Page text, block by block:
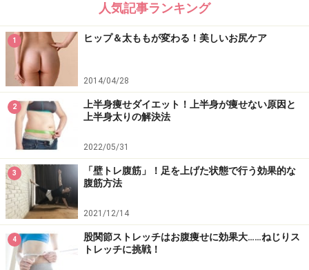
人気記事ランキング
1 ヒップ＆太ももが変わる！美しいお尻ケア
2014/04/28
2
上半身痩せダイエット！上半身が痩せない原因と
上半身太りの解決法
2022/05/31
3
「壁トレ腹筋」！足を上げた状態で行う効果的な
腹筋方法
2021/12/14
4
股関節ストレッチはお腹痩せに効果大……ねじりス
トレッチに挑戦！